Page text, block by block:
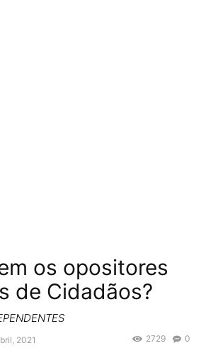
os opositores
de Cidadãos?
2021 0
2729